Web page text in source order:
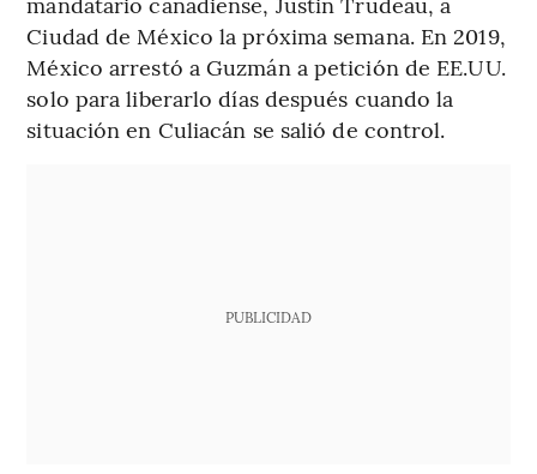
Ciudad de México la próxima semana. En 2019,
México arrestó a Guzmán a petición de EE.UU.
solo para liberarlo días después cuando la
situación en Culiacán se salió de control.
PUBLICIDAD